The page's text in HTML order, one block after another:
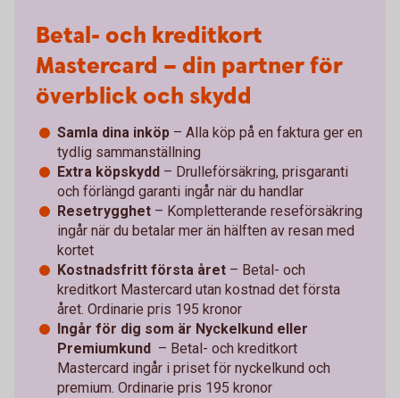
Betal- och kreditkort
Mastercard – din partner för
överblick och skydd
Samla dina inköp – Alla köp på en faktura ger en
tydlig sammanställning
Extra köpskydd – Drulleförsäkring, prisgaranti
och förlängd garanti ingår när du handlar
Resetrygghet – Kompletterande reseförsäkring
ingår när du betalar mer än hälften av resan med
kortet
Kostnadsfritt första året – Betal- och
kreditkort Mastercard utan kostnad det första
året. Ordinarie pris 195 kronor
Ingår för dig som är Nyckelkund eller
Premiumkund – Betal- och kreditkort
Mastercard ingår i priset för nyckelkund och
premium. Ordinarie pris 195 kronor